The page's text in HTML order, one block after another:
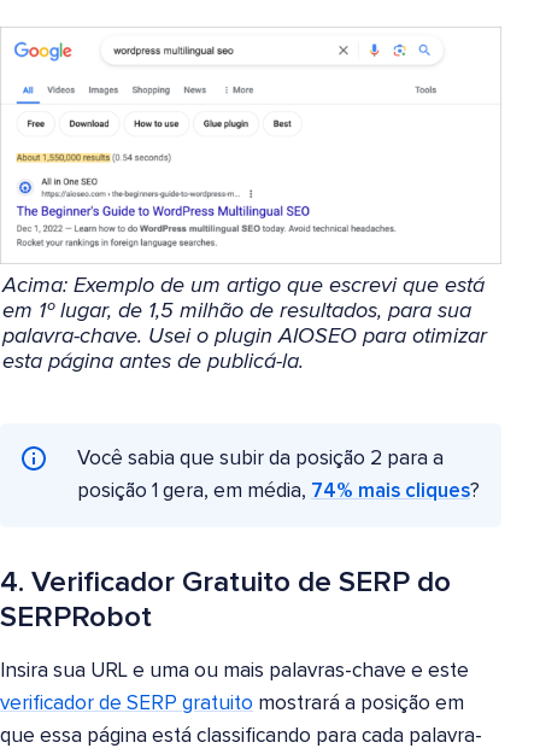
Acima: Exemplo de um artigo que escrevi que está
em 1º lugar, de 1,5 milhão de resultados, para sua
palavra-chave. Usei o plugin AIOSEO para otimizar
esta página antes de publicá-la.
Você sabia que subir da posição 2 para a
posição 1 gera, em média, 74% mais cliques?
4. Verificador Gratuito de SERP do
SERPRobot
Insira sua URL e uma ou mais palavras-chave e este
verificador de SERP gratuito mostrará a posição em
que essa página está classificando para cada palavra-